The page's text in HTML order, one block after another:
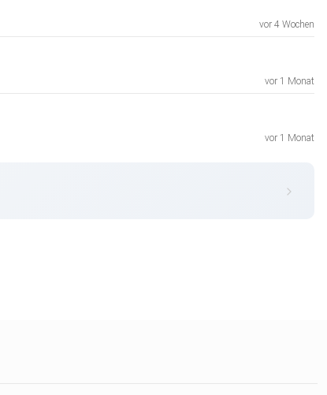
vor 4 Wochen
vor 1 Monat
vor 1 Monat